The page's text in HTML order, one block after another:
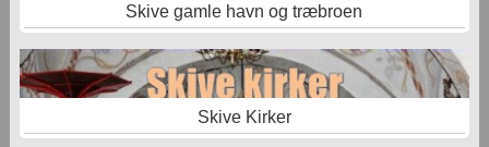
Skive gamle havn og træbroen
Skive Kirker